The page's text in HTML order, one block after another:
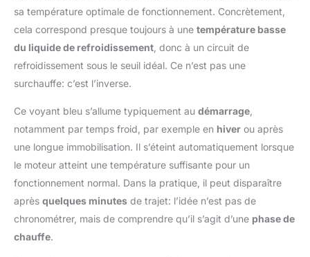
sa température optimale de fonctionnement. Concrètement,
cela correspond presque toujours à une température basse
du liquide de refroidissement , donc à un circuit de
refroidissement sous le seuil idéal. Ce n’est pas une
surchauffe: c’est l’inverse.
Ce voyant bleu s’allume typiquement au démarrage
notamment par temps froid, par exemple en hiver ou après
une longue immobilisation. Il s’éteint automatiquement lorsque
le moteur atteint une température suffisante pour un
fonctionnement normal. Dans la pratique, il peut disparaître
après quelques minutes de trajet: l’idée n’est pas de
chronométrer, mais de comprendre qu’il s’agit d’une phase de
chauffe.